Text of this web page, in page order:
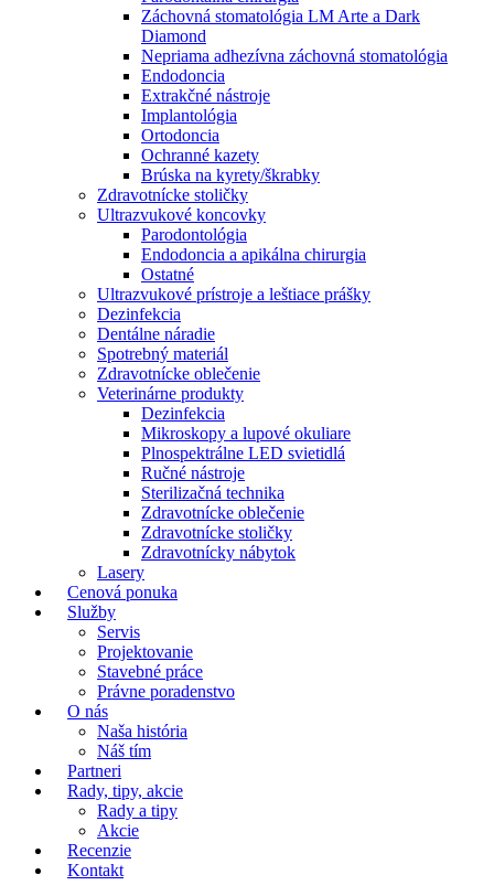
Záchovná stomatológia LM Arte a Dark
Diamond
Nepriama adhezívna záchovná stomatológia
Endodoncia
Extrakčné nástroje
Implantológia
Ortodoncia
Ochranné kazety
Brúska na kyrety/škrabky
Zdravotnícke stoličky
Ultrazvukové koncovky
Parodontológia
Endodoncia a apikálna chirurgia
Ostatné
Ultrazvukové prístroje a leštiace prášky
Dezinfekcia
Dentálne náradie
Spotrebný materiál
Zdravotnícke oblečenie
Veterinárne produkty
Dezinfekcia
Mikroskopy a lupové okuliare
Plnospektrálne LED svietidlá
Ručné nástroje
Sterilizačná technika
Zdravotnícke oblečenie
Zdravotnícke stoličky
Zdravotnícky nábytok
Lasery
Cenová ponuka
Služby
Servis
Projektovanie
Stavebné práce
Právne poradenstvo
O nás
Naša história
Náš tím
Partneri
Rady, tipy, akcie
Rady a tipy
Akcie
Recenzie
Kontakt